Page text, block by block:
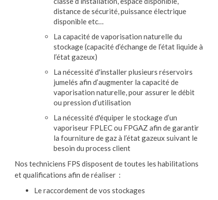
distance de sécurité, puissance électrique
disponible etc…
La capacité de vaporisation naturelle du
stockage (capacité d’échange de l’état liquide à
l’état gazeux)
La nécessité d'installer plusieurs réservoirs
jumelés afin d’augmenter la capacité de
vaporisation naturelle, pour assurer le débit
ou pression d’utilisation
La nécessité d'équiper le stockage d’un
vaporiseur FPLEC ou FPGAZ afin de garantir
la fourniture de gaz à l’état gazeux suivant le
besoin du process client
Nos techniciens FPS disposent de toutes les habilitations
et qualifications afin de réaliser :
Le raccordement de vos stockages